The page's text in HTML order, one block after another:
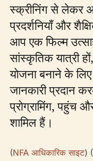
स्क्रीनिंग से लेकर
प्रदर्शनियाँ और
आप एक फिल्म
सांस्कृतिक यात्री
योजना बनाने के
जानकारी प्रदान
प्रोग्रामिंग,
शामिल हैं।
(NFA आधिकारिक साइट) (